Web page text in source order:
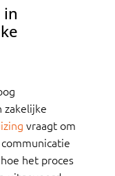
in
zakelijke
vraagt om
het proces